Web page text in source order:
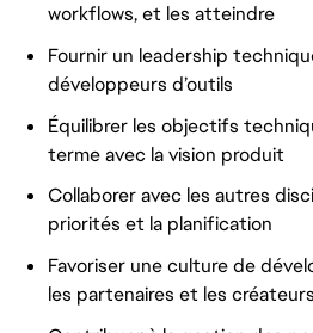
workflows, et les atteindre
Fournir un leadership
développeurs d’outils
Équilibrer les objectifs
terme avec la vision produit
Collaborer avec les autres
priorités et la planification
Favoriser une culture de
les partenaires et les